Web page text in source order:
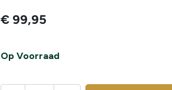
€ 99,95
Op Voorraad